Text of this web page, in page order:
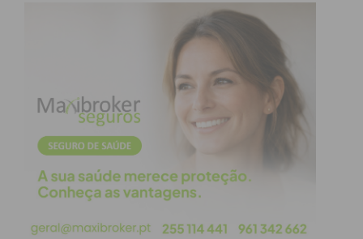
obtenha de forma regular a informação
atualizada.
Eu li e concordo com os